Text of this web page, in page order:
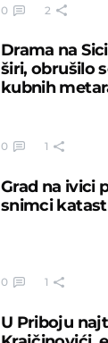
0 2
Drama na
širi, obrušilo
kubnih
0 1
Grad na ivici
snimci
0 1
U Priboju